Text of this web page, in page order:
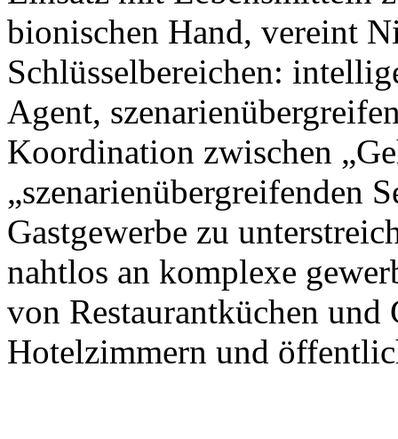
bionischen Hand, vereint
Schlüsselbereichen:
Agent,
Koordination zwischen
„szenarienübergreifenden
Gastgewerbe zu
nahtlos an komplexe
von Restaurantküchen und
Hotelzimmern und